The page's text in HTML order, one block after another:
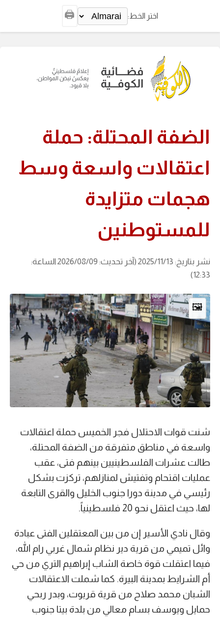
اختر الخط: 🖨️
الضفة المحتلة: حملة
اعتقالات واسعة وسط
هجمات متزايدة
للمستوطنين
نشر بتاريخ: 2025/11/13 (آخر تحديث: 2026/08/09 الساعة:
12:33)
🖼️
شنت قوات الاحتلال فجر الخميس حملة اعتقالات
واسعة في مناطق متفرقة من الضفة المحتلة،
طالت عشرات الفلسطينيين بينهم فتى، عقب
عمليات اقتحام وتفتيش لمنازلهم، تركزت بشكل
رئيسي في مدينة دورا جنوب الخليل والقرى التابعة
لها، حيث اعتقل نحو 20 فلسطينياً.
وقال نادي الأسير إن من بين المعتقلين الفتى عبادة
وائل تميمي من قرية دير نظام شمال غربي رام الله،
فيما اعتقلت قوة خاصة الشاب إبراهيم التري من حي
أم الشرايط بمدينة البيرة. كما شملت الاعتقالات
الشبان محمد صلاح من قرية قريوت، وبدر ربحي
حمايل ويوسف بسام معالي من بلدة بيتا جنوب